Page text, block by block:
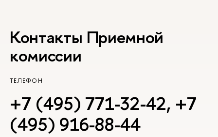
Контакты Приемной
комиссии
ТЕЛЕФОН
+7 (495) 771-32-42, +7
(495) 916-88-44